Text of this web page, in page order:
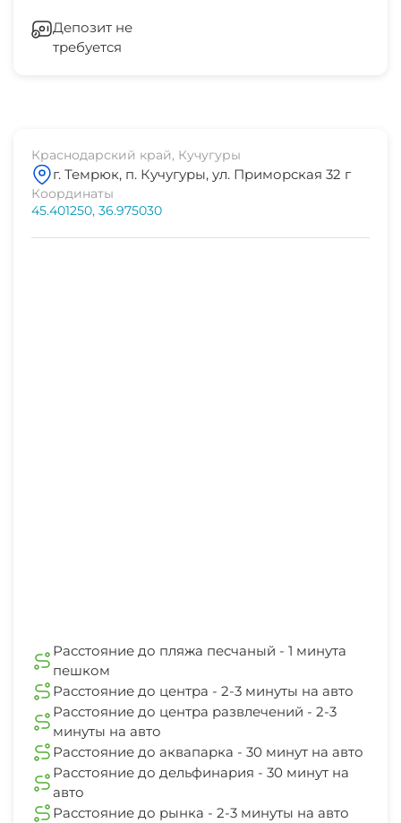
Депозит не
требуется
Краснодарский край, Кучугуры
г. Темрюк, п. Кучугуры, ул. Приморская 32 г
Координаты
45.401250, 36.975030
Расстояние до пляжа песчаный - 1 минута
пешком
Расстояние до центра - 2-3 минуты на авто
Расстояние до центра развлечений - 2-3
минуты на авто
Расстояние до аквапарка - 30 минут на авто
Расстояние до дельфинария - 30 минут на
авто
Расстояние до рынка - 2-3 минуты на авто